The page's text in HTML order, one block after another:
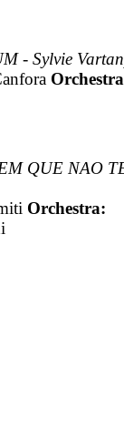
- Sylvie
QUE NAO
Orchestra: